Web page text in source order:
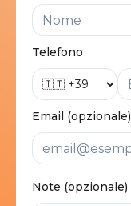
Telefono
Email (opzionale)
Note (opzionale)